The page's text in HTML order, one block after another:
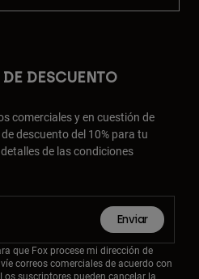
DESCUENTO
comerciales y en cuestión de
descuento del 10% para tu
de las condiciones
Enviar
que Fox procese mi dirección de
correos comerciales de acuerdo con
suscriptores pueden cancelar la